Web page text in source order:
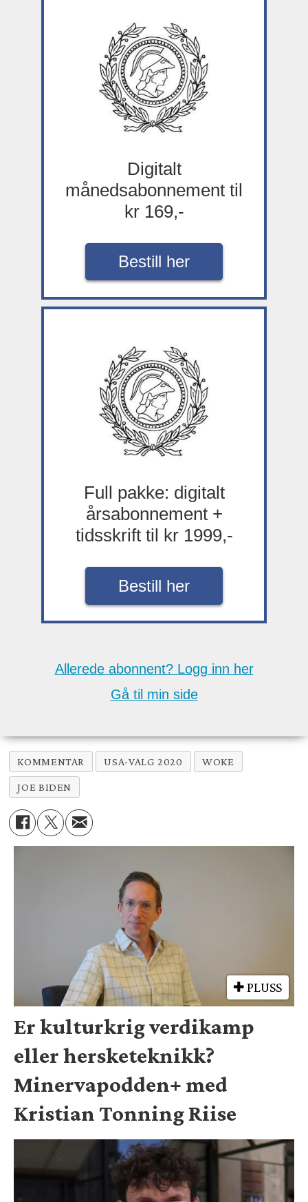
Digitalt
månedsabonnement til
kr 169,-
Bestill her
Full pakke: digitalt
årsabonnement +
tidsskrift til kr 1999,-
Bestill her
Allerede abonnent? Logg inn her
Gå til min side
KOMMENTAR USA-VALG 2020 WOKE
JOE BIDEN
PLUSS
Er kulturkrig verdikamp
eller hersketeknikk?
Minervapodden+ med
Kristian Tonning Riise